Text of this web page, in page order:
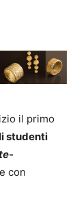
il primo
studenti
con